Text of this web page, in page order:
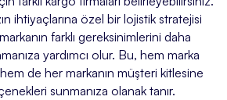
ihtiyaçlarına özel bir lojistik stratejisi
farklı gereksinimlerini daha
yardımcı olur. Bu, hem marka
de her markanın müşteri kitlesine
sunmanıza olanak tanır.